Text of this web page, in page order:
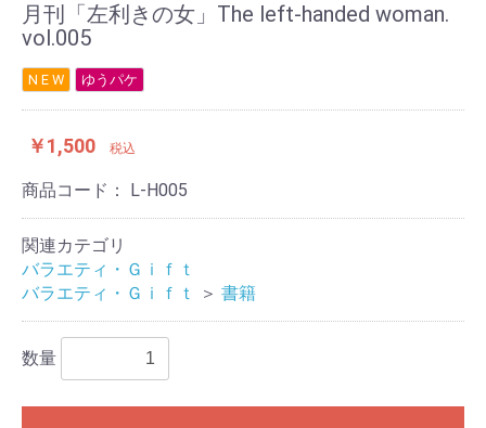
月刊「左利きの女」The left-handed woman.
vol.005
N E W ゆうパケ
￥1,500 税込
商品コード： L-H005
関連カテゴリ
バラエティ・Ｇｉｆｔ
バラエティ・Ｇｉｆｔ
＞ 書籍
数量